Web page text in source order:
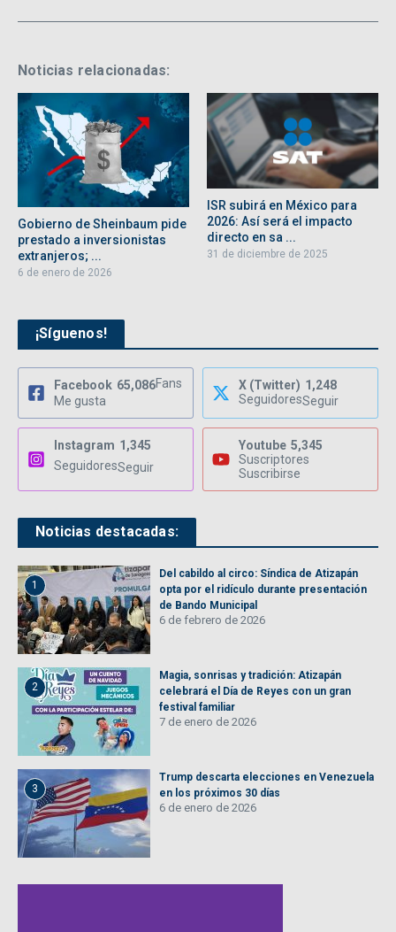
Noticias relacionadas:
Gobierno de Sheinbaum pide
prestado a inversionistas
extranjeros; ...
6 de enero de 2026
ISR subirá en México para
2026: Así será el impacto
directo en sa ...
31 de diciembre de 2025
¡Síguenos!
Facebook 65,086Fans
Me gusta
X (Twitter) 1,248
SeguidoresSeguir
Instagram 1,345
SeguidoresSeguir
Youtube 5,345
Suscriptores
Suscribirse
Noticias destacadas:
1
Del cabildo al circo: Síndica de Atizapán
opta por el ridículo durante presentación
de Bando Municipal
6 de febrero de 2026
2
Magia, sonrisas y tradición: Atizapán
celebrará el Día de Reyes con un gran
festival familiar
7 de enero de 2026
3
Trump descarta elecciones en Venezuela
en los próximos 30 días
6 de enero de 2026